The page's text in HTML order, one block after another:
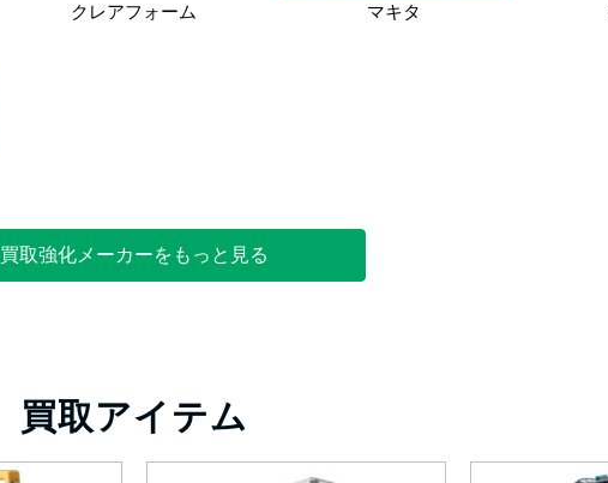
クレアフォーム マキタ
買取強化メーカーをもっと見る
買取アイテム